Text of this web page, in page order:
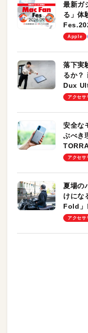
最新ガ
る」体
します
Apple
落下実
るか？
Dux
のモバ
アクセサ
安全な
ぶべき
ーも
アクセサ
夏場の
けにな
Fold」
却プレ
アクセサ